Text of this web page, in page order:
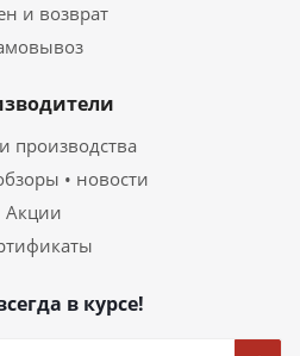
и возврат
производства
• новости
Акции
в курсе!